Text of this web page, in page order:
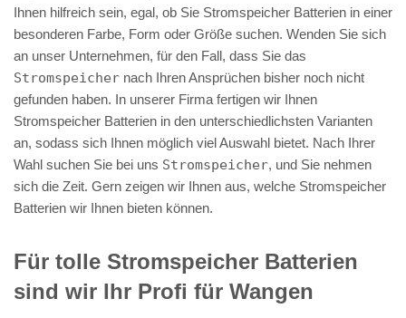
Ihnen hilfreich sein, egal, ob Sie Stromspeicher Batterien in einer
besonderen Farbe, Form oder Größe suchen. Wenden Sie sich
an unser Unternehmen, für den Fall, dass Sie das
Stromspeicher nach Ihren Ansprüchen bisher noch nicht
gefunden haben. In unserer Firma fertigen wir Ihnen
Stromspeicher Batterien in den unterschiedlichsten Varianten
an, sodass sich Ihnen möglich viel Auswahl bietet. Nach Ihrer
Wahl suchen Sie bei uns Stromspeicher, und Sie nehmen
sich die Zeit. Gern zeigen wir Ihnen aus, welche Stromspeicher
Batterien wir Ihnen bieten können.
Für tolle Stromspeicher Batterien
sind wir Ihr Profi für Wangen